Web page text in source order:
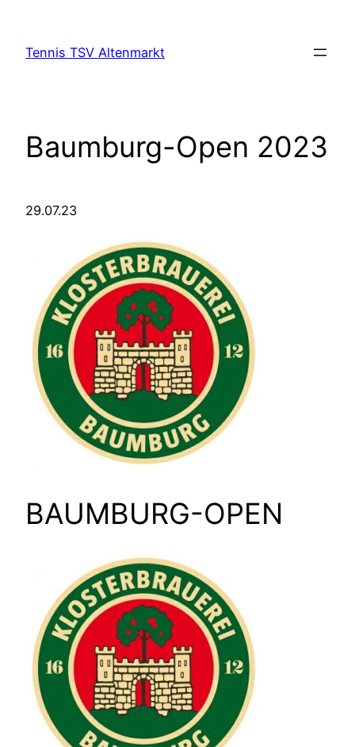
springen
Tennis TSV Altenmarkt
Baumburg-Open 2023
29.07.23
BAUMBURG-OPEN